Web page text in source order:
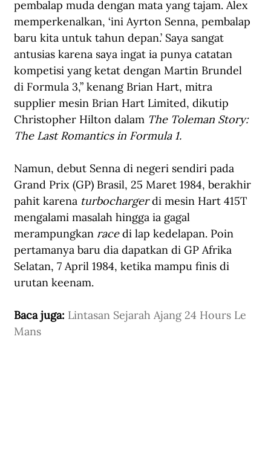
pembalap muda dengan mata yang tajam. Alex
memperkenalkan, ‘ini Ayrton Senna, pembalap
baru kita untuk tahun depan.’ Saya sangat
antusias karena saya ingat ia punya catatan
kompetisi yang ketat dengan Martin Brundel
di Formula 3,” kenang Brian Hart, mitra
supplier mesin Brian Hart Limited, dikutip
Christopher Hilton dalam The Toleman Story:
The Last Romantics in Formula 1.
Namun, debut Senna di negeri sendiri pada
Grand Prix (GP) Brasil, 25 Maret 1984, berakhir
pahit karena turbocharger di mesin Hart 415T
mengalami masalah hingga ia gagal
merampungkan race di lap kedelapan. Poin
pertamanya baru dia dapatkan di GP Afrika
Selatan, 7 April 1984, ketika mampu finis di
urutan keenam.
Baca juga: Lintasan Sejarah Ajang 24 Hours Le
Mans